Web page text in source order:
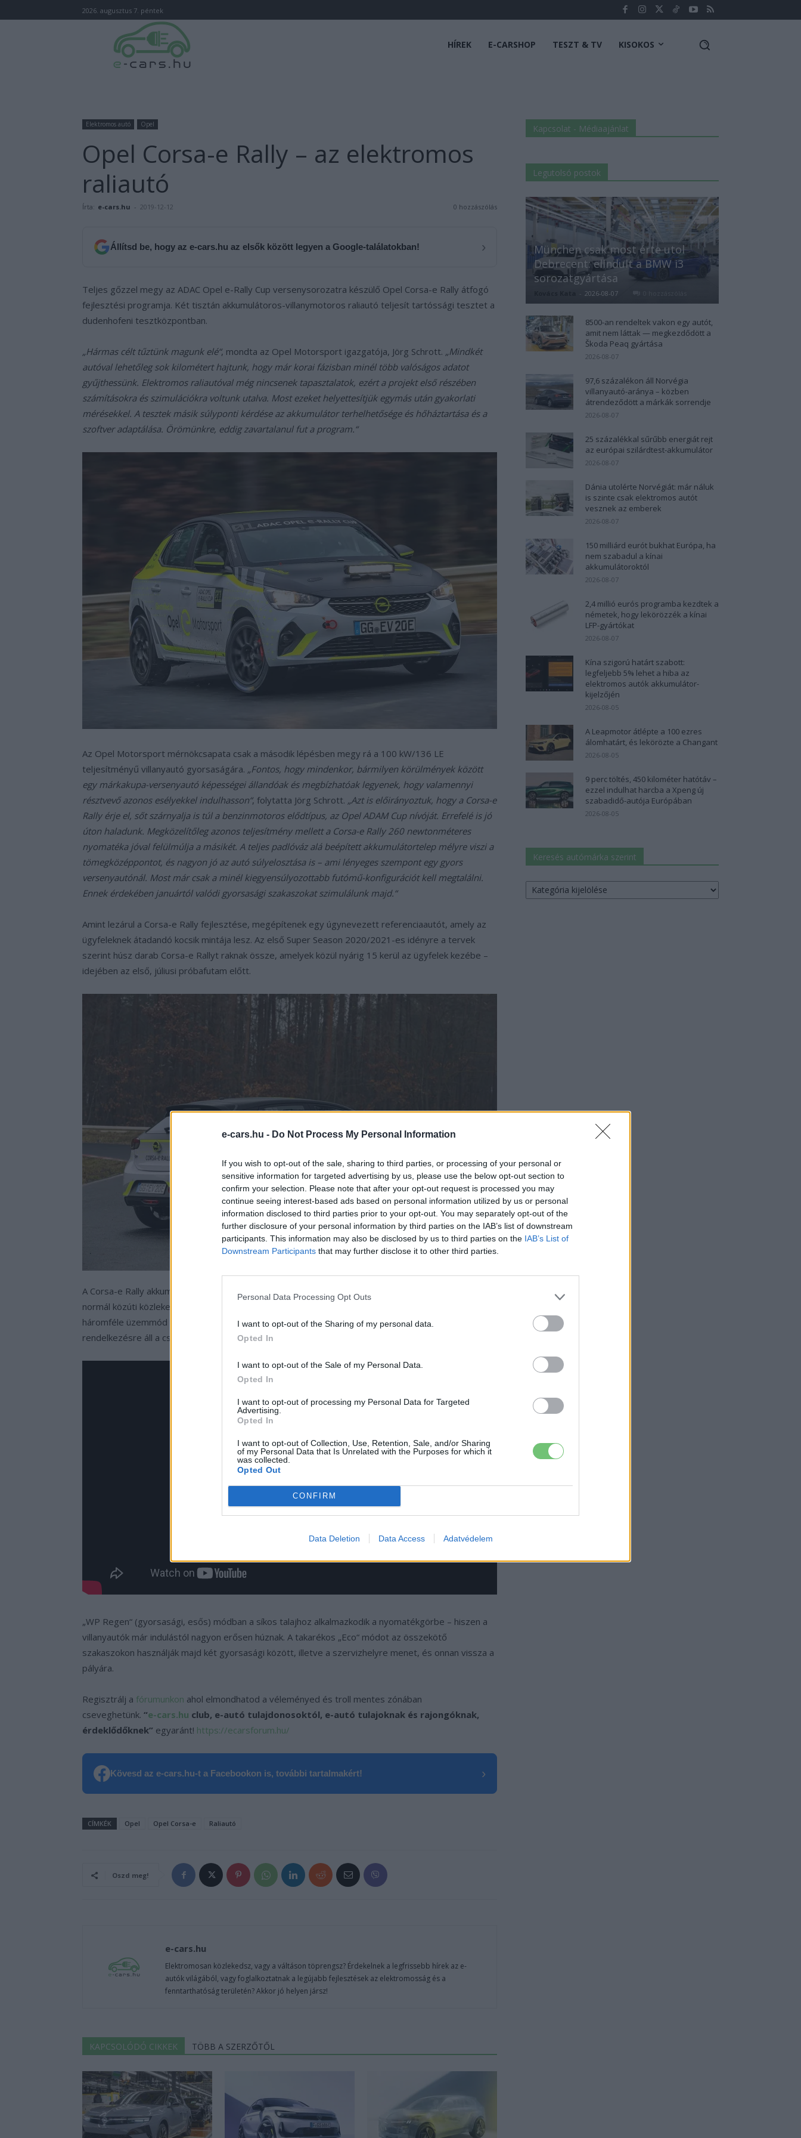
e-cars.hu - Do Not Process My Personal Information
If you wish to opt-out of the sale, sharing to third parties, or processing of your personal or
sensitive information for targeted advertising by us, please use the below opt-out section to
confirm your selection. Please note that after your opt-out request is processed you may
continue seeing interest-based ads based on personal information utilized by us or personal
information disclosed to third parties prior to your opt-out. You may separately opt-out of the
further disclosure of your personal information by third parties on the IAB’s list of downstream
participants. This information may also be disclosed by us to third parties on the IAB’s List of
Downstream Participants that may further disclose it to other third parties.
Personal Data Processing Opt Outs
I want to opt-out of the Sharing of my personal data.
Opted In
I want to opt-out of the Sale of my Personal Data.
Opted In
I want to opt-out of processing my Personal Data for Targeted
Advertising.
Opted In
I want to opt-out of Collection, Use, Retention, Sale, and/or Sharing
of my Personal Data that Is Unrelated with the Purposes for which it
was collected.
Opted Out
CONFIRM
Data Deletion Data Access Adatvédelem
2026. augusztus 7. péntek
HÍREK E-CARSHOP TESZT & TV KISOKOS
Elektromos autó Opel
Opel Corsa-e Rally – az elektromos
raliautó
Írta: e-cars.hu - 2019-12-12 0 hozzászólás
Állítsd be, hogy az e-cars.hu az elsők között legyen a Google-találatokban! ›
Teljes gőzzel megy az ADAC Opel e-Rally Cup versenysorozatra készülő Opel Corsa-e Rally átfogó
fejlesztési programja. Két tisztán akkumulátoros-villanymotoros raliautó teljesít tartóssági tesztet a
dudenhofeni tesztközpontban.
„Hármas célt tűztünk magunk elé“, mondta az Opel Motorsport igazgatója, Jörg Schrott. „Mindkét
autóval lehetőleg sok kilométert hajtunk, hogy már korai fázisban minél több valóságos adatot
gyűjthessünk. Elektromos raliautóval még nincsenek tapasztalatok, ezért a projekt első részében
számításokra és szimulációkra voltunk utalva. Most ezeket helyettesítjük egymás után gyakorlati
mérésekkel. A tesztek másik súlyponti kérdése az akkumulátor terhelhetősége és hőháztartása és a
szoftver adaptálása. Örömünkre, eddig zavartalanul fut a program.“
Az Opel Motorsport mérnökcsapata csak a második lépésben megy rá a 100 kW/136 LE
teljesítményű villanyautó gyorsaságára. „Fontos, hogy mindenkor, bármilyen körülmények között
egy márkakupa-versenyautó képességei állandóak és megbízhatóak legyenek, hogy valamennyi
résztvevő azonos esélyekkel indulhasson“, folytatta Jörg Schrott. „Azt is előirányoztuk, hogy a Corsa-e
Rally érje el, sőt szárnyalja is túl a benzinmotoros elődtípus, az Opel ADAM Cup nívóját. Errefelé is jó
úton haladunk. Megközelítőleg azonos teljesítmény mellett a Corsa-e Rally 260 newtonméteres
nyomatéka jóval felülmúlja a másikét. A teljes padlóváz alá beépített akkumulátortelep mélyre viszi a
tömegközéppontot, és nagyon jó az autó súlyelosztása is – ami lényeges szempont egy gyors
versenyautónál. Most már csak a minél kiegyensúlyozottabb futómű-konfigurációt kell megtalálni.
Ennek érdekében januártól valódi gyorsasági szakaszokat szimulálunk majd.“
Amint lezárul a Corsa-e Rally fejlesztése, megépítenek egy úgynevezett referenciaautót, amely az
ügyfeleknek átadandó kocsik mintája lesz. Az első Super Season 2020/2021-es idényre a tervek
szerint húsz darab Corsa-e Rallyt raknak össze, amelyek közül nyárig 15 kerül az ügyfelek kezébe –
idejében az első, júliusi próbafutam előtt.
A Corsa-e Rally akkumulátora megegyezik a szériaautóéval. 50 kWh kapacitása, a WLTP szerint,
normál közúti közlekedésben 337 kilométerre elég. A raliautó verseny-hatótávjának maximalizálására
háromféle üzemmód közül lehet választani: „WP“-ben (gyorsasági szakasz) legalább 60 kilométeren
rendelkezésre áll a csúcsteljesítmény és a maximális nyomaték.
„WP Regen“ (gyorsasági, esős) módban a síkos talajhoz alkalmazkodik a nyomatékgörbe – hiszen a
villanyautók már indulástól nagyon erősen húznak. A takarékos „Eco“ módot az összekötő
szakaszokon használják majd két gyorsasági között, illetve a szervizhelyre menet, és onnan vissza a
pályára.
Regisztrálj a fórumunkon ahol elmondhatod a véleményed és troll mentes zónában
cseveghetünk. “e-cars.hu club, e-autó tulajdonosoktól, e-autó tulajoknak és rajongóknak,
érdeklődőknek” egyaránt! https://ecarsforum.hu/
Kövesd az e-cars.hu-t a Facebookon is, további tartalmakért! ›
CÍMKÉK Opel Opel Corsa-e Raliautó
Oszd meg!
e-cars.hu
Elektromosan közlekedsz, vagy a váltáson töprengsz? Érdekelnek a legfrissebb hírek az e-
autók világából, vagy foglalkoztatnak a legújabb fejlesztések az elektromosság és a
fenntarthatóság területén? Akkor jó helyen jársz!
KAPCSOLÓDÓ CIKKEK TÖBB A SZERZŐTŐL
Kapcsolat - Médiaajánlat
Legutolsó postok
München csak most érte utol
Debrecent: elindult a BMW i3
sorozatgyártása
- 2026-08-07
8500-an rendeltek vakon egy autót,
amit nem láttak — megkezdődött a
Škoda Peaq gyártása
2026-08-07
97,6 százalékon áll Norvégia
villanyautó-aránya – közben
átrendeződött a márkák sorrendje
2026-08-07
25 százalékkal sűrűbb energiát rejt
az európai szilárdtest-akkumulátor
2026-08-07
Dánia utolérte Norvégiát: már náluk
is szinte csak elektromos autót
vesznek az emberek
2026-08-07
150 milliárd eurót bukhat Európa, ha
nem szabadul a kínai
akkumulátoroktól
2026-08-07
2,4 millió eurós programba kezdtek a
németek, hogy lekörözzék a kínai
LFP-gyártókat
2026-08-07
Kína szigorú határt szabott:
legfeljebb 5% lehet a hiba az
elektromos autók akkumulátor-
kijelzőjén
2026-08-05
A Leapmotor átlépte a 100 ezres
álomhatárt, és lekörözte a Changant
2026-08-05
9 perc töltés, 450 kilométer hatótáv –
ezzel indulhat harcba a Xpeng új
szabadidő-autója Európában
2026-08-05
Keresés autómárka szerint
Keresés
autómárka